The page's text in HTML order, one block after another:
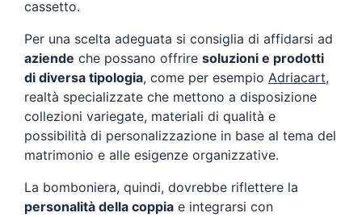
cassetto.
Per una scelta adeguata si consiglia di affidarsi ad
aziende che possano offrire soluzioni e prodotti
di diversa tipologia, come per esempio Adriacart,
realtà specializzate che mettono a disposizione
collezioni variegate, materiali di qualità e
possibilità di personalizzazione in base al tema del
matrimonio e alle esigenze organizzative.
La bomboniera, quindi, dovrebbe riflettere la
personalità della coppia e integrarsi con